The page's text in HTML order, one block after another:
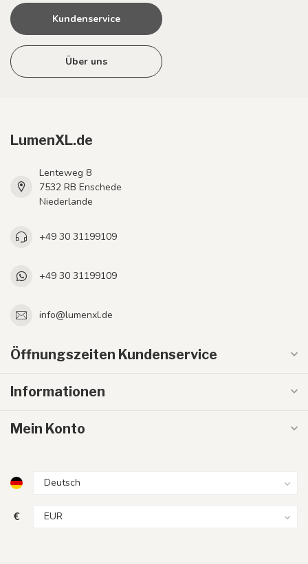
Kundenservice
Über uns
LumenXL.de
Lenteweg 8
7532 RB Enschede
Niederlande
+49 30 31199109
+49 30 31199109
info@lumenxl.de
Öffnungszeiten Kundenservice
Informationen
Mein Konto
€